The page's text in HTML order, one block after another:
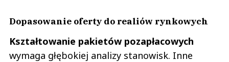
Dopasowanie oferty do realiów rynkowych
Kształtowanie pakietów pozapłacowych
wymaga głębokiej analizy stanowisk. Inne